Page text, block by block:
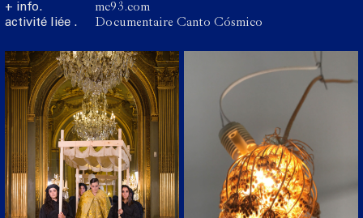
+ info. mc93.com
activité liée . Documentaire Canto Cósmico